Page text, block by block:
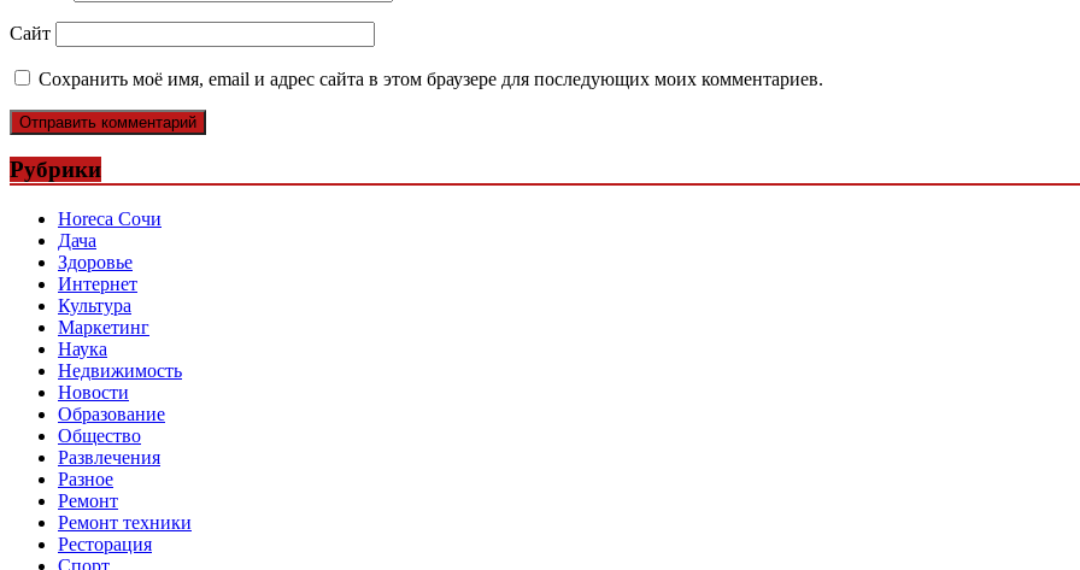
Сайт
Сохранить моё имя, email и адрес сайта в этом браузере для последующих моих комментариев.
Рубрики
Horeca Сочи
Дача
Здоровье
Интернет
Культура
Маркетинг
Наука
Недвижимость
Новости
Образование
Общество
Развлечения
Разное
Ремонт
Ремонт техники
Ресторация